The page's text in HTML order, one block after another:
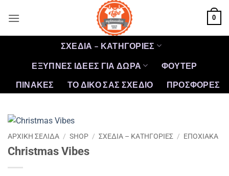
στο
0
ΣΧΕΔΙΑ – ΚΑΤΗΓΟΡΙΕΣ
ΕΞΥΠΝΕΣ ΙΔΕΕΣ ΓΙΑ ΔΩΡΑ
ΦΟΥΤΕΡ
ΠΙΝΑΚΕΣ
ΤΟ ΔΙΚΟ ΣΑΣ ΣΧΕΔΙΟ ΠΡΟΣΦΟΡΈΣ
ΑΡΧΙΚΉ ΣΕΛΊΔΑ / SHOP / ΣΧΕΔΙΑ – ΚΑΤΗΓΟΡΙΕΣ / ΕΠΟΧΙΑΚΑ
Christmas Vibes